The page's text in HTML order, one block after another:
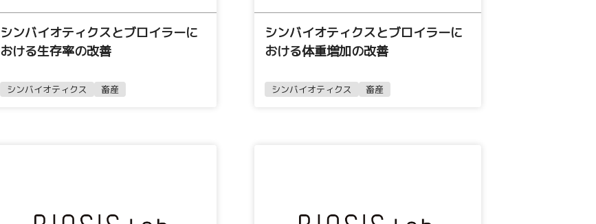
シンバイオティクスとブロイラーに
おける生存率の改善
シンバイオティクス 畜産
シンバイオティクスとブロイラーに
おける体重増加の改善
シンバイオティクス 畜産